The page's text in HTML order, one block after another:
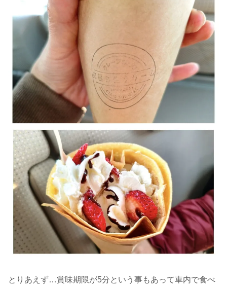
とりあえず…賞味期限が5分という事もあって車内で食べ